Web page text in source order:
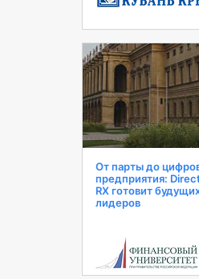
От парты до
предприятия:
RX готовит
лидеров